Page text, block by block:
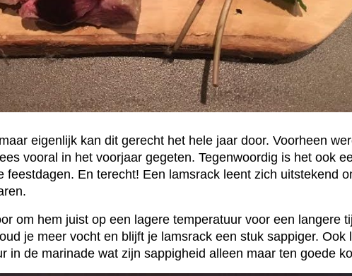
eigenlijk kan dit gerecht het hele jaar door. Voorheen
vooral in het voorjaar gegeten. Tegenwoordig is het ook
feestdagen. En terecht! Een lamsrack leent zich uitstekend
om hem juist op een lagere temperatuur voor een langere
je meer vocht en blijft je lamsrack een stuk sappiger. Ook
in de marinade wat zijn sappigheid alleen maar ten goede